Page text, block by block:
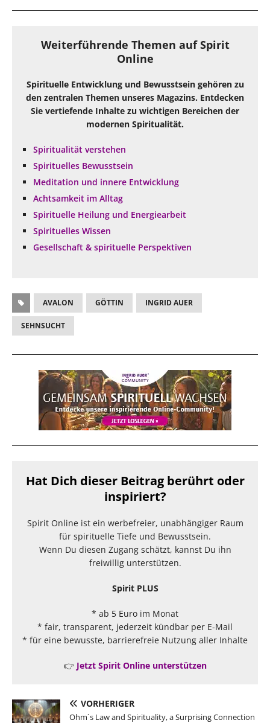
Weiterführende Themen auf Spirit
Online
Spirituelle Entwicklung und Bewusstsein gehören zu
den zentralen Themen unseres Magazins. Entdecken
Sie vertiefende Inhalte zu wichtigen Bereichen der
modernen Spiritualität.
Spiritualität verstehen
Spirituelles Bewusstsein
Meditation und innere Entwicklung
Achtsamkeit im Alltag
Spirituelle Heilung und Energiearbeit
Spirituelles Wissen
Gesellschaft & spirituelle Perspektiven
AVALON GÖTTIN INGRID AUER
SEHNSUCHT
Hat Dich dieser Beitrag berührt oder
inspiriert?
Spirit Online ist ein werbefreier, unabhängiger Raum
für spirituelle Tiefe und Bewusstsein.
Wenn Du diesen Zugang schätzt, kannst Du ihn
freiwillig unterstützen.
Spirit PLUS
* ab 5 Euro im Monat
* fair, transparent, jederzeit kündbar per E-Mail
* für eine bewusste, barrierefreie Nutzung aller Inhalte
👉 Jetzt Spirit Online unterstützen
VORHERIGER
Ohm´s Law and Spirituality, a Surprising Connection